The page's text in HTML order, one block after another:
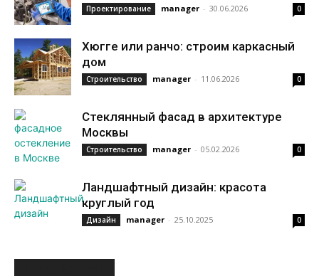
Проектирование manager - 30.06.2026 0
Хюгге или ранчо: строим каркасный
дом
Строительство manager - 11.06.2026 0
Стеклянный фасад в архитектуре
Москвы
Строительство manager - 05.02.2026 0
Ландшафтный дизайн: красота
круглый год
Дизайн manager - 25.10.2025 0